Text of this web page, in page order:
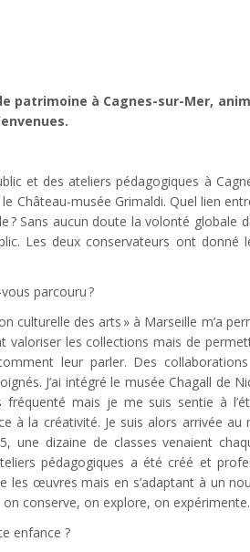
patrimoine à Cagnes-sur-Mer,
et des ateliers pédagogiques à
Château-musée Grimaldi. Quel lien
Sans aucun doute la volonté globale
Les deux conservateurs ont donné
parcouru ?
culturelle des arts » à Marseille m’a
valoriser les collections mais de
leur parler. Des collaborations
J’ai intégré le musée Chagall de
mais je me suis sentie à
à la créativité. Je suis alors arrivée au
une dizaine de classes venaient
pédagogiques a été créé et
les œuvres mais en s’adaptant à un
conserve, on explore, on expérimente.
enfance ?